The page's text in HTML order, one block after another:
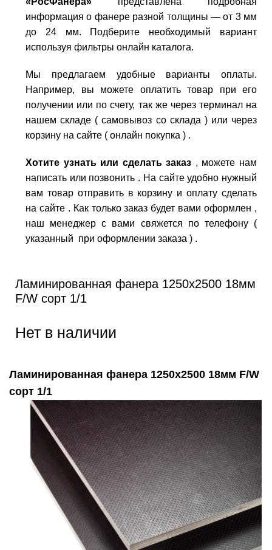
информация о фанере разной толщины — от 3 мм
до 24 мм. Подберите необходимый вариант
используя фильтры онлайн каталога.
Мы предлагаем удобные варианты оплаты.
Например, вы можете оплатить товар при его
получении или по счету, так же через терминал на
нашем складе ( самовывоз со склада ) или через
корзину на сайте ( онлайн покупка ) .
Хотите узнать или сделать заказ , можете нам
написать или позвонить . На сайте удобно нужный
вам товар отправить в корзину и оплату сделать
на сайте . Как только заказ будет вами оформлен ,
наш менеджер с вами свяжется по телефону (
указанный при оформлении заказа ) .
Ламинированная фанера 1250х2500 18мм
F/W сорт 1/1
Нет в наличии
Ламинированная фанера 1250х2500 18мм F/W
сорт 1/1